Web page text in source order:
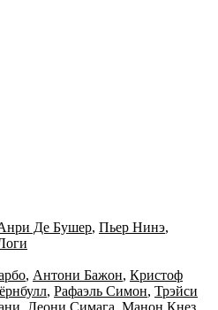
Де Бушер, Пьер Нинэ,
, Антони Бажон, Кристоф
, Рафаэль Симон, Трэйси